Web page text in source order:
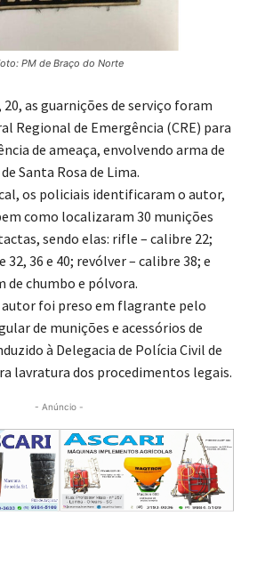
PM de Braço do Norte
as guarnições de serviço foram
Regional de Emergência (CRE) para
de ameaça, envolvendo arma de
Santa Rosa de Lima.
os policiais identificaram o autor,
como localizaram 30 munições
sendo elas: rifle – calibre 22;
36 e 40; revólver – calibre 38; e
de chumbo e pólvora.
foi preso em flagrante pelo
de munições e acessórios de
à Delegacia de Polícia Civil de
lavratura dos procedimentos legais.
- Anúncio -